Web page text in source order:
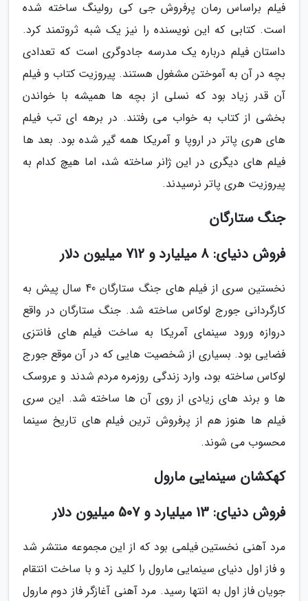
فیلم براساس رمان پرفروش جی کی رولینگ ساخته شده
است. کتابی که این نویسنده را نیز یک شبه ثروتمند کرد.
داستان فیلم درباره یک مدرسه جادوگری است که تعدادی
بچه در آن به آموختن مشغول هستند. پیروزیت کتاب و فیلم
آن قدر زیاد بود که نسلی از بچه ها همیشه با خواندن
بخشی از کتاب به خواب می رفتند. در برهه ای تب فیلم
های هری پاتر در اروپا و آمریکا همه گیر شده بود. بعد ها
فیلم های دیگری در این ژانر ساخته شد، اما هیچ کدام به
پیروزیت هری پاتر نرسیدند.
جنگ ستارگان
فروش دنیای: 8 میلیارد و 712 میلیون دلار
نخستین سری از فیلم های جنگ ستارگان 40 سال پیش به
کارگردانی جورج لوکاس ساخته شد. جنگ ستارگان در واقع
دروازه ورود سینمای آمریکا به ساخت فیلم های فانتزی
فضایی بود. بسیاری از شخصیت هایی که در آن موقع جورج
لوکاس ساخته بود، وارد زندگی روزمره مردم شدند و عروسک
ها و برند های زیادی از روی آن ها ساخته شد. این سری
فیلم ها هنوز هم از پرفروش ترین فیلم های تاریخ سینما
محسوب می شوند.
کهکشان سینمایی مارول
فروش دنیای: 13 میلیارد و 507 میلیون دلار
مرد آهنی نخستین فیلمی بود که از این مجموعه منتشر شد
و فاز اول دنیای سینمایی مارول را کلید زد و با ساخت انتقام
جویان فاز اول به انتها رسید. مرد آهنی آغازگر فاز دوم مارول